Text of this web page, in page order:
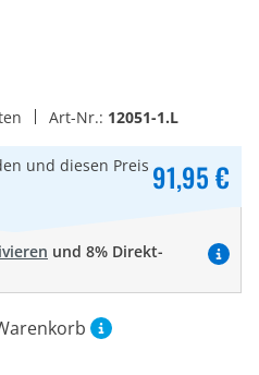
Art-Nr.: 12051-1.L
und diesen Preis 91,95 €
und 8% Direkt-